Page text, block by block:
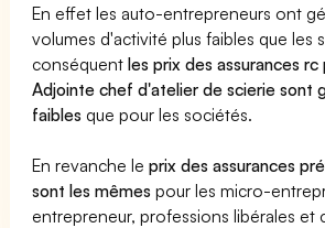
En effet les auto-entrepreneurs ont
volumes d'activité plus faibles que les
conséquentles prix des assurances
Adjointe chef d'atelier de scierie sont
faibles que pour les sociétés.
En revanche leprix des assurances
sont les mêmes pour les micro-
entrepreneur, professions libérales et